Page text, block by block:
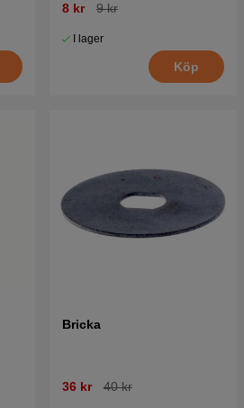
8 kr 9 kr
I lager
Köp
Bricka
36 kr 40 kr